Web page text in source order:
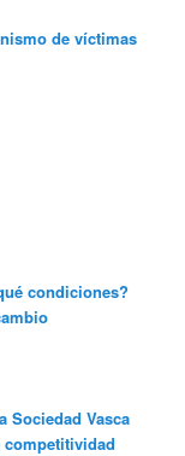
de víctimas
condiciones?
Sociedad Vasca